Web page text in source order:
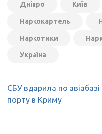
Дніпро Київ
Наркокартель
Наркотики
Україна
Навігація
записів
СБУ вдарила по авіабазі
порту в Криму